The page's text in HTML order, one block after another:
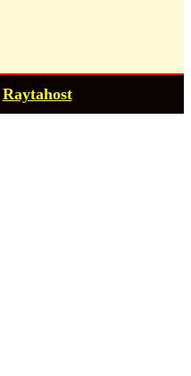
Raytahost